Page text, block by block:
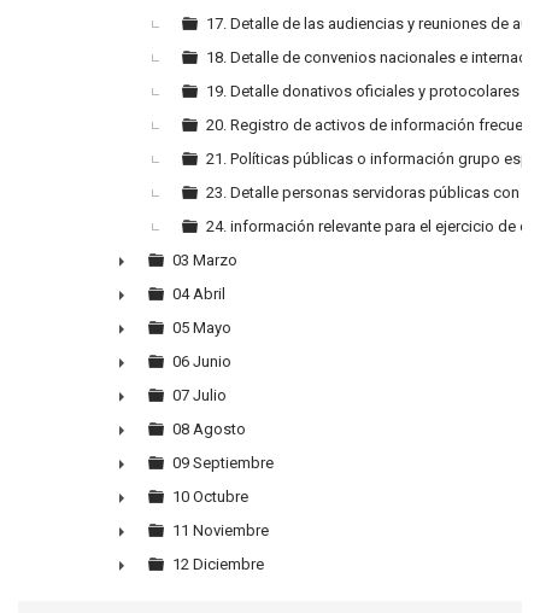
17. Detalle de las audiencias y reuniones de
18. Detalle de convenios nacionales e
19. Detalle donativos oficiales y protocolares
20. Registro de activos de información
21. Políticas públicas o información grupo
23. Detalle personas servidoras públicas con
24. información relevante para el ejercicio de
►
03 Marzo
►
04 Abril
►
05 Mayo
►
06 Junio
►
07 Julio
►
08 Agosto
►
09 Septiembre
►
10 Octubre
►
11 Noviembre
12 Diciembre